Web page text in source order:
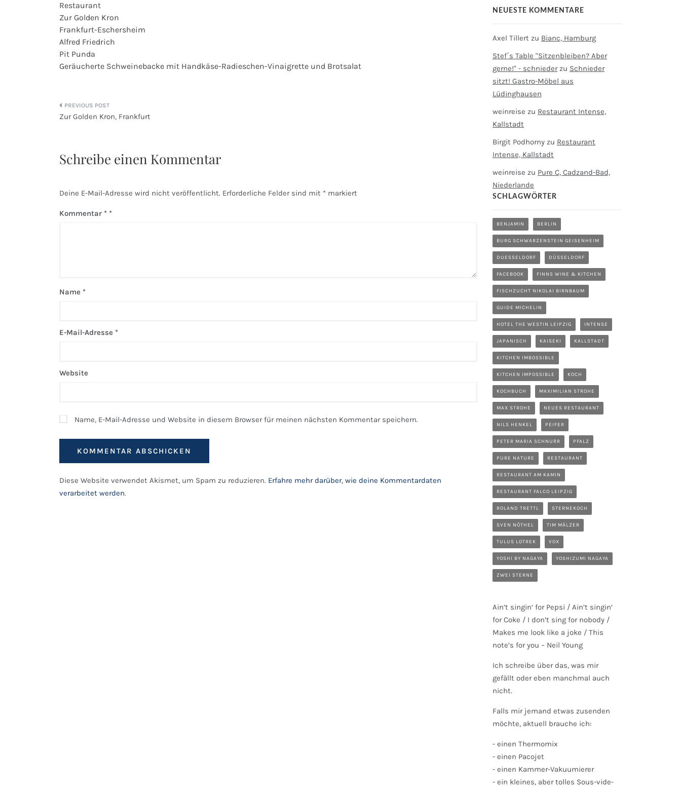
Restaurant
Zur Golden Kron
Frankfurt-Eschersheim
Alfred Friedrich
Pit Punda
Geräucherte Schweinebacke mit Handkäse-Radieschen-Vinaigrette und Brotsalat
Beitragsnavigation
Zur Golden Kron, Frankfurt
Schreibe einen Kommentar
Deine E-Mail-Adresse wird nicht veröffentlicht. Erforderliche Felder sind mit * markiert
Kommentar *
Name *
E-Mail-Adresse *
Website
Name, E-Mail-Adresse und Website in diesem Browser für meinen nächsten Kommentar speichern.
Diese Website verwendet Akismet, um Spam zu reduzieren. Erfahre mehr darüber, wie deine Kommentardaten
verarbeitet werden.
NEUESTE KOMMENTARE
Axel Tillert zu Bianc, Hamburg
Stef´s Table "Sitzenbleiben? Aber
gerne!" - schniederzu Schnieder
sitzt! Gastro-Möbel aus
Lüdinghausen
weinreise zu Restaurant Intense,
Kallstadt
Birgit Podhorny zu Restaurant
Intense, Kallstadt
weinreise zu Pure C, Cadzand-Bad,
Niederlande
SCHLAGWÖRTER
BENJAMIN BERLIN
BURG SCHWARZENSTEIN GEISENHEIM
DUESSELDORF DÜSSELDORF
FACEBOOK FINNS WINE & KITCHEN
FISCHZUCHT NIKOLAI BIRNBAUM
GUIDE MICHELIN
HOTEL THE WESTIN LEIPZIG INTENSE
JAPANISCH KAISEKI KALLSTADT
KITCHEN IMBOSSIBLE
KITCHEN IMPOSSIBLE KOCH
KOCHBUCH MAXIMILIAN STROHE
MAX STROHE NEUES RESTAURANT
NILS HENKEL PEIFER
PETER MARIA SCHNURR PFALZ
PURE NATURE RESTAURANT
RESTAURANT AM KAMIN
RESTAURANT FALCO LEIPZIG
ROLAND TRETTL STERNEKOCH
SVEN NÖTHEL TIM MÄLZER
TULUS LOTREK VOX
YOSHI BY NAGAYA YOSHIZUMI NAGAYA
ZWEI STERNE
Ain’t singin‘ for Pepsi / Ain’t singin‘
for Coke / I don’t sing for nobody /
Makes me look like a joke / This
note’s for you – Neil Young
Ich schreibe über das, was mir
gefällt oder eben manchmal auch
nicht.
Falls mir jemand etwas zusenden
möchte, aktuell brauche ich:
- einen Thermomix
- einen Pacojet
- einen Kammer-Vakuumierer
- ein kleines, aber tolles Sous-vide-